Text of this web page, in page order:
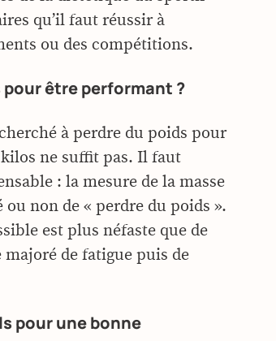
qu’il faut réussir à
ou des compétitions.
être performant ?
à perdre du poids pour
ne suffit pas. Il faut
: la mesure de la masse
non de « perdre du poids ».
est plus néfaste que de
de fatigue puis de
pour une bonne